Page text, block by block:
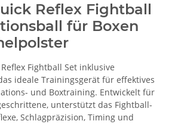
Reflex Fightball
für Boxen
Fightball Set inklusive
ideale Trainingsgerät für effektives
und Boxtraining. Entwickelt für
unterstützt das Fightball-
Schlagpräzision, Timing und